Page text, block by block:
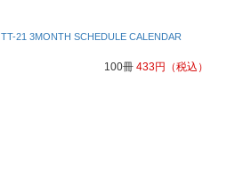
TT-21 3MONTH SCHEDULE CALENDAR
100冊 433円 （税込）